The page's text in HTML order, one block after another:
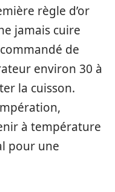
règle d’or
jamais cuire
de
environ 30 à
la cuisson.
à température
pour une